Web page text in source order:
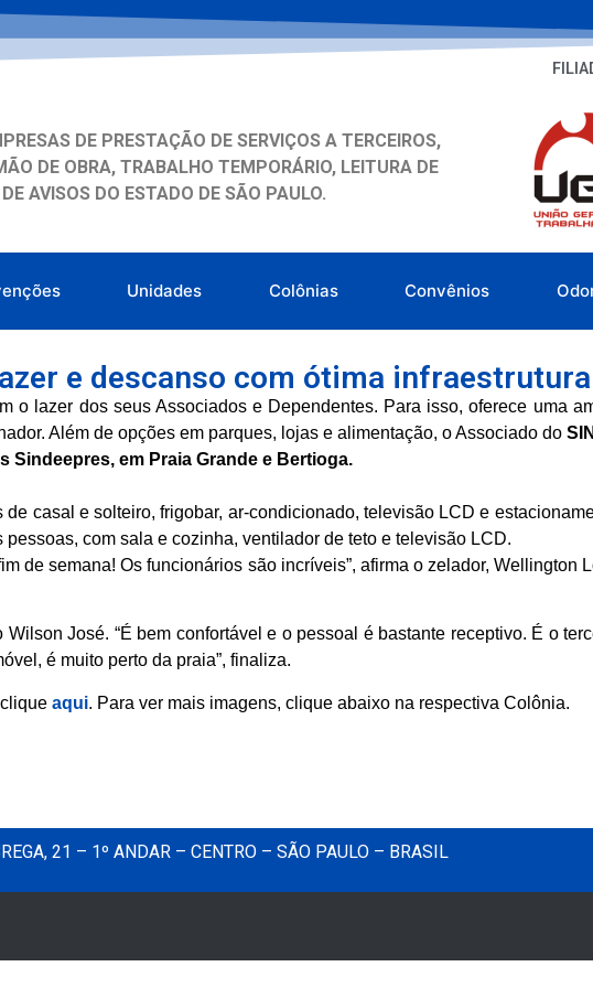
DE PRESTAÇÃO DE SERVIÇOS A TERCEIROS,
DE OBRA, TRABALHO TEMPORÁRIO, LEITURA DE
AVISOS DO ESTADO DE SÃO PAULO.
Unidades Colônias Convênios
e descanso com ótima infraestrutura
o lazer dos seus Associados e Dependentes. Para isso, oferece uma
Além de opções em parques, lojas e alimentação, o Associado do
Sindeepres, em Praia Grande e Bertioga.
casal e solteiro, frigobar, ar-condicionado, televisão LCD e
com sala e cozinha, ventilador de teto e televisão LCD.
de semana! Os funcionários são incríveis”, afirma o zelador, Wellington
José. “É bem confortável e o pessoal é bastante receptivo. É o
é muito perto da praia”, finaliza.
aqui. Para ver mais imagens, clique abaixo na respectiva Colônia.
21 – 1º ANDAR – CENTRO – SÃO PAULO – BRASIL